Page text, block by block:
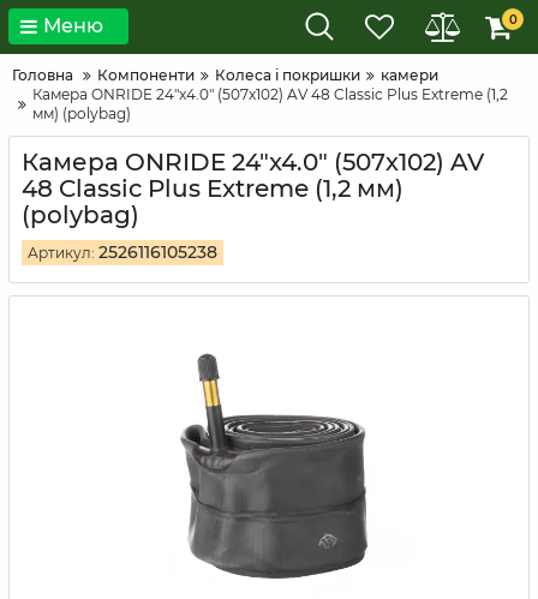
Меню 0
Головна Компоненти Колеса і покришки
камери
Камера ONRIDE 24"x4.0" (507х102) AV 48 Classic Plus Extreme (1,2
мм) (polybag)
Камера ONRIDE 24"x4.0" (507х102) AV
48 Classic Plus Extreme (1,2 мм)
(polybag)
Артикул: 2526116105238